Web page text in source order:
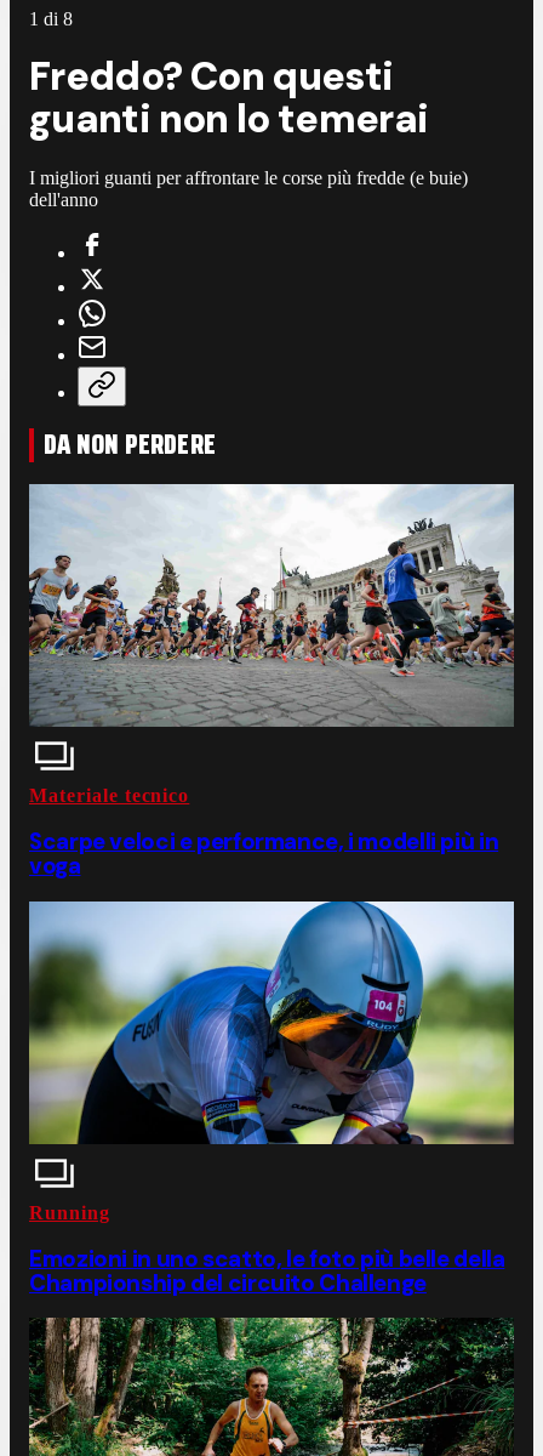
1 di 8
Freddo? Con questi
guanti non lo temerai
I migliori guanti per affrontare le corse più fredde (e buie)
dell'anno
DA NON PERDERE
Materiale tecnico
Scarpe veloci e performance, i modelli più in
voga
Running
Emozioni in uno scatto, le foto più belle della
Championship del circuito Challenge